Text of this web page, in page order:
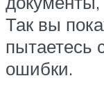
Так вы
пытаетесь
ошибки.